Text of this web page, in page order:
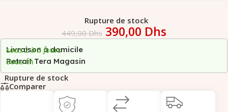
Rupture de stock
449,00Dhs 390,00 Dhs
Livraison à domicile
sous 2 à 5 jours
Retrait Tera Magasin
Sous 1h
Rupture de stock
Comparer